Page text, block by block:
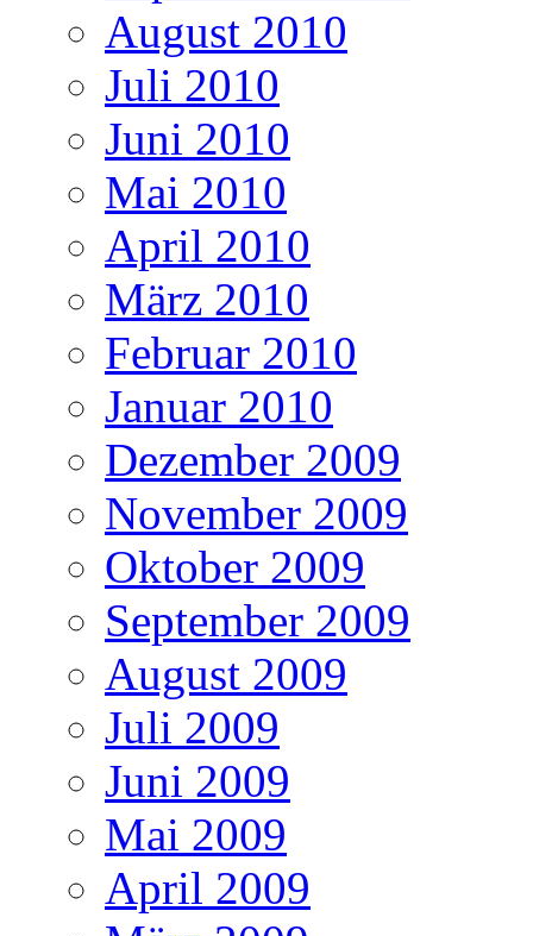
August 2010
Juli 2010
Juni 2010
Mai 2010
April 2010
März 2010
Februar 2010
Januar 2010
Dezember 2009
November 2009
Oktober 2009
September 2009
August 2009
Juli 2009
Juni 2009
Mai 2009
April 2009